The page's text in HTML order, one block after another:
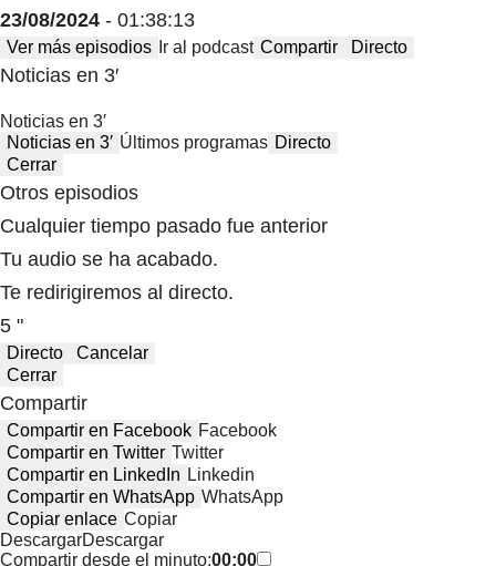
23/08/2024 - 01:38:13
Ver más episodios Ir al podcast Compartir Directo
Noticias en 3′
Noticias en 3′
Noticias en 3′ Últimos programas Directo
Cerrar
Otros episodios
Cualquier tiempo pasado fue anterior
Tu audio se ha acabado.
Te redirigiremos al directo.
5 "
Directo
Cancelar
Cerrar
Compartir
Compartir en Facebook Facebook
Compartir en Twitter Twitter
Compartir en LinkedIn Linkedin
Compartir en WhatsApp WhatsApp
Copiar enlace Copiar
DescargarDescargar
Compartir desde el minuto:00:00